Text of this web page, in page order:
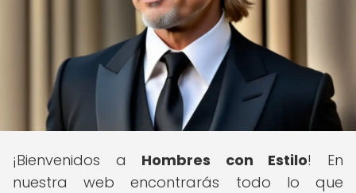
¡Bienvenidos a Hombres con Estilo! En
nuestra web encontrarás todo lo que